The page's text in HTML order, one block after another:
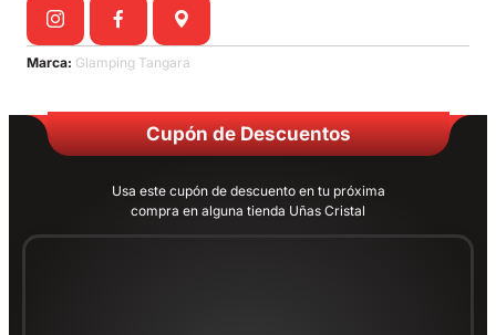
Marca: Glamping Tangara
Cupón de Descuentos
Usa este cupón de descuento en tu próxima
compra en alguna tienda Uñas Cristal